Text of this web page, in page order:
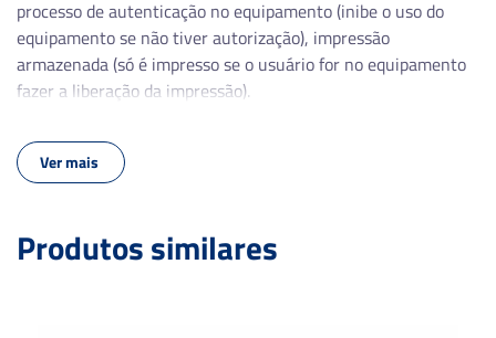
650 folhas (550 + 100)
Saída de Papel
250 folhas
processo de autenticação no equipamento (inibe o uso do
equipamento se não tiver autorização), impressão
armazenada (só é impresso se o usuário for no equipamento
fazer a liberação da impressão).
Ver mais
Produtos similares